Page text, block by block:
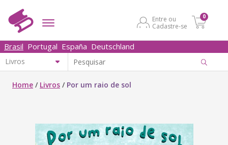
Entre ou
Cadastre-se
0
Brasil Portugal España Deutschland
Home / Livros / Por um raio de sol